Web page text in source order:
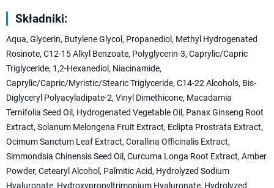
Składniki:
Aqua, Glycerin, Butylene Glycol, Propanediol, Methyl Hydrogenated
Rosinote, C12-15 Alkyl Benzoate, Polyglycerin-3, Caprylic/Capric
Triglyceride, 1,2-Hexanediol, Niacinamide,
Caprylic/Capric/Myristic/Stearic Triglyceride, C14-22 Alcohols, Bis-
Diglyceryl Polyacyladipate-2, Vinyl Dimethicone, Macadamia
Ternifolia Seed Oil, Hydrogenated Vegetable Oil, Panax Ginseng Root
Extract, Solanum Melongena Fruit Extract, Eclipta Prostrata Extract,
Ocimum Sanctum Leaf Extract, Corallina Officinalis Extract,
Simmondsia Chinensis Seed Oil, Curcuma Longa Root Extract, Amber
Powder, Cetearyl Alcohol, Palmitic Acid, Hydrolyzed Sodium
Hyaluronate, Hydroxypropyltrimonium Hyaluronate, Hydrolyzed